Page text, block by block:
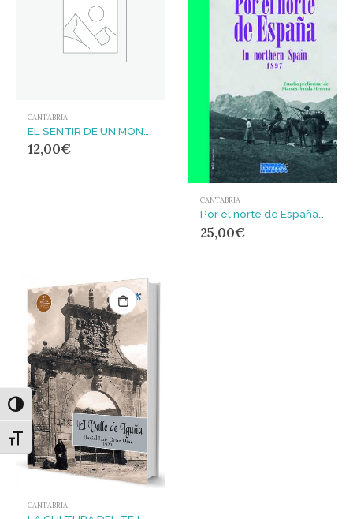
Alternar alto contraste
Alternar tamaño de letra
CANTABRIA
12,00€
CANTABRIA
25,00€
CANTABRIA